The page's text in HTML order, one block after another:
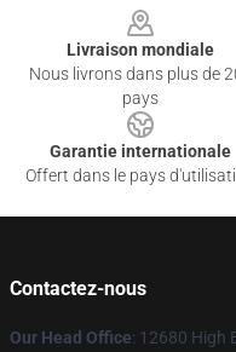
Livraison mondiale
Nous livrons dans plus de
pays
Garantie internationale
Offert dans le pays
Contactez-nous
Our Head Office: 12680 High